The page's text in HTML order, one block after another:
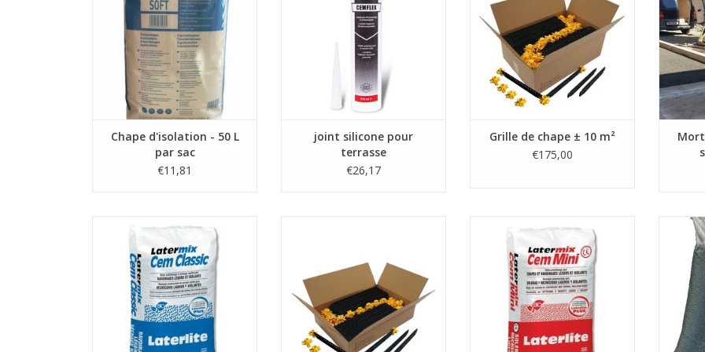
AJOUTER AU PANIER
Chape d'isolation - 50 L
par sac
€11,81
technologie.
AJOUTER AU PANIER
joint silicone pour
terrasse
€26,17
(Par 10m² = 80 lattes + 50 pieds)
AJOUTER AU PANIER
Grille de chape ± 10 m²
€175,00
sans
traiter
Mortier de drainage,
pratiquement emballé dans des
sacs. Il peut être utilisé/traité de
la même manière que mortier de
drainage d'un silo, mais avec
l'avantage supplémentaire d'être
trois fois plus léger.
AJOUTER AU PANIER
(Par 5m² = 40 lattes + 25 pieds)
AJOUTER AU PANIER
Latermix Cem Mini est un béton
isolant ultra-léger prêt à l'emploi,
conditionné en sacs, pour les
chapes de remplissage, les
chapes et les pentes de toit, à
base d'argile expansée spéciale
Laterlite Plus.
AJOUTER AU PANIER